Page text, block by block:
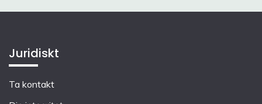
Juridiskt
Ta kontakt